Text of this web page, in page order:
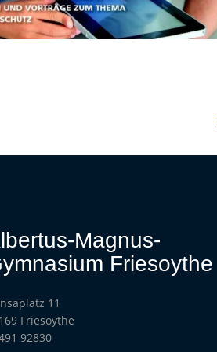
Magnus-
Friesoythe
11
Friesoythe
92830